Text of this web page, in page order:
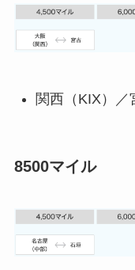
関西（KIX）／
8500マイル